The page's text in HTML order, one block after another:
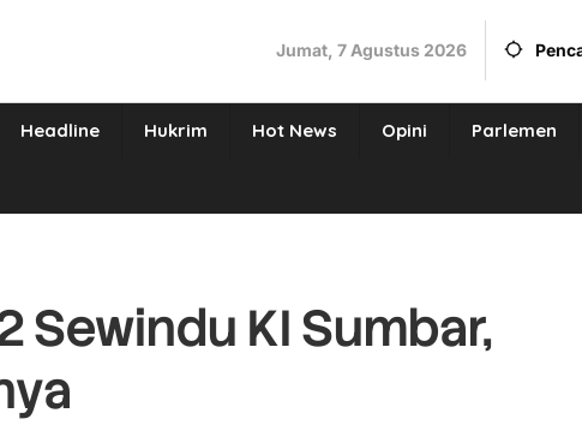
Jumat, 7 Agustus 2026
Headline Hukrim Hot News Opini Parlemen
Sewindu KI Sumbar,